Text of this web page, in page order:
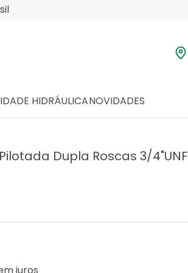
HIDRÁULICANOVIDADES
Dupla Roscas 3/4"UNF